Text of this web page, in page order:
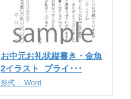
お中元お礼状縦書き・金魚
2イラスト_プライ･･･
形式： Word